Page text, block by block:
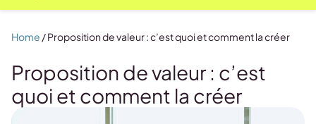
Proposition de valeur : c’est
quoi et comment la créer
Home /Proposition de valeur : c’est quoi et comment la créer